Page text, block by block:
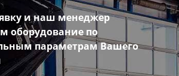
и наш менеджер
оборудование по
параметрам Вашего